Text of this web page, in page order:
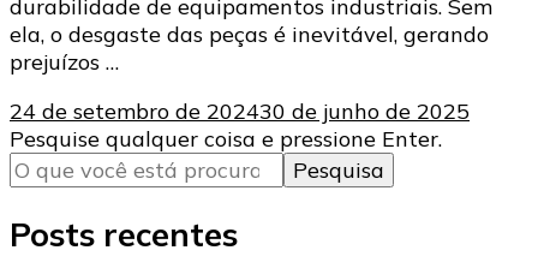
durabilidade de equipamentos industriais. Sem
ela, o desgaste das peças é inevitável, gerando
prejuízos …
24 de setembro de 202430 de junho de 2025
Procurando
algo?
Pesquise qualquer coisa e pressione Enter.
Posts recentes